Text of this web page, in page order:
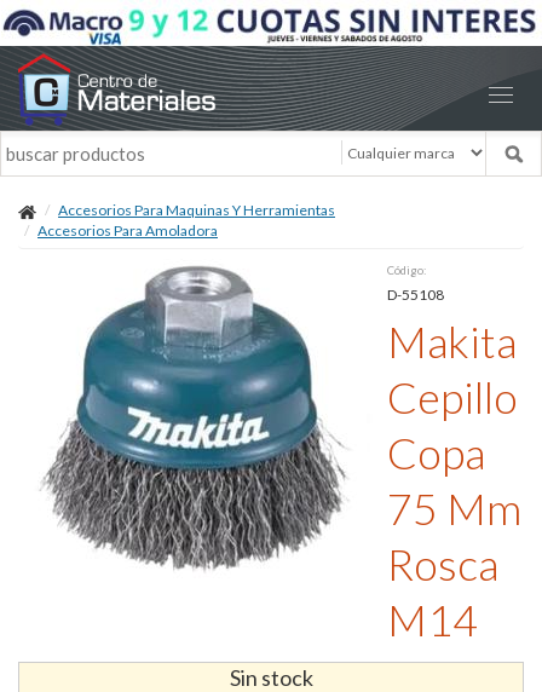
Accesorios Para Maquinas Y Herramientas
Accesorios Para Amoladora
Código:
D-55108
Makita
Cepillo
Copa
75 Mm
Rosca
M14
Sin stock